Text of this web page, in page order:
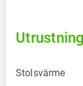
Stolsvärme